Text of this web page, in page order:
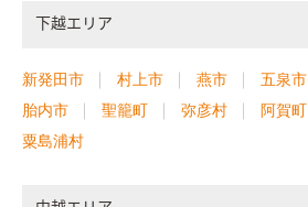
下越エリア
新発田市 村上市 燕市 五泉市
胎内市
聖籠町 弥彦村 阿賀町
粟島浦村